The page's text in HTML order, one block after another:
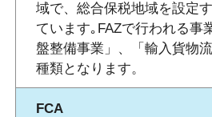
域で、総合保税地域を設定
ています｡FAZで行われる事
盤整備事業」、「輸入貨物
種類となります。
FCA